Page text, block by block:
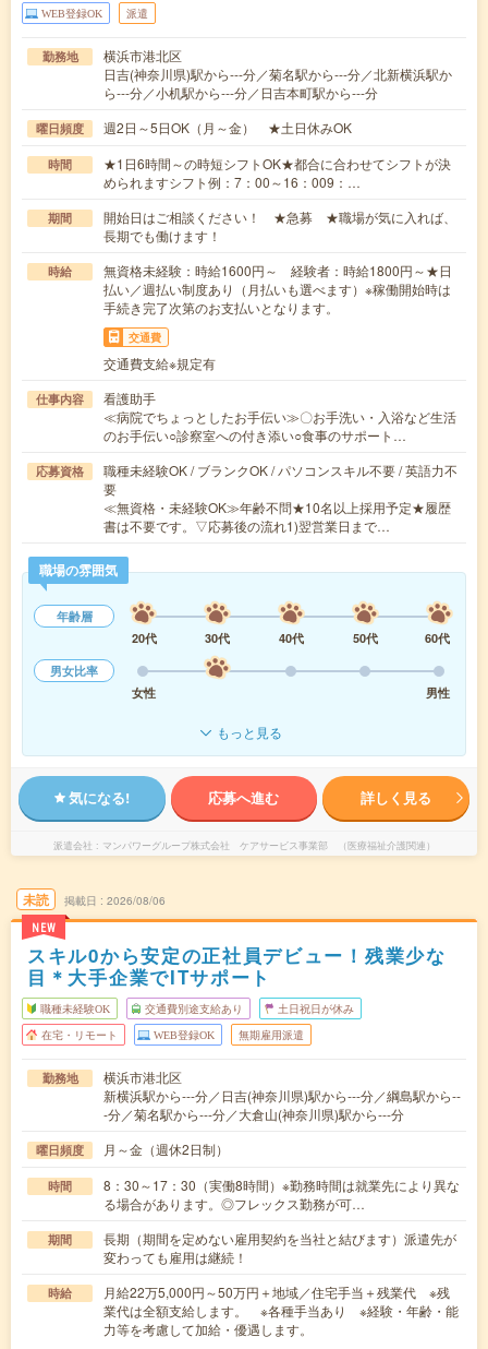
WEB登録OK 派遣
勤務地
横浜市港北区
日吉(神奈川県)駅から---分／菊名駅から---分／北新横浜駅か
ら---分／小机駅から---分／日吉本町駅から---分
曜日頻度 週2日～5日OK（月～金） ★土日休みOK
時間
★1日6時間～の時短シフトOK★都合に合わせてシフトが決
められますシフト例：7：00～16：009：…
期間
開始日はご相談ください！ ★急募 ★職場が気に入れば、
長期でも働けます！
時給
無資格未経験：時給1600円～ 経験者：時給1800円～★日
払い／週払い制度あり（月払いも選べます）※稼働開始時は
手続き完了次第のお支払いとなります。
交通費
交通費支給※規定有
仕事内容
看護助手
≪病院でちょっとしたお手伝い≫〇お手洗い・入浴など生活
のお手伝い○診察室への付き添い○食事のサポート…
応募資格
職種未経験OK / ブランクOK / パソコンスキル不要 / 英語力不
要
≪無資格・未経験OK≫年齢不問★10名以上採用予定★履歴
書は不要です。▽応募後の流れ1)翌営業日まで…
職場の雰囲気
年齢層
20代
30代 40代 50代
60代
男女比率
女性
男性
もっと見る
気になる! 応募へ進む 詳しく見る
派遣会社 マンパワーグループ株式会社 ケアサービス事業部 （医療福祉介護関連）
未読
NEW
掲載日 2026/08/06
スキル0から安定の正社員デビュー！残業少な
目＊大手企業でITサポート
職種未経験OK 交通費別途支給あり 土日祝日が休み
在宅・リモート WEB登録OK 無期雇用派遣
勤務地
横浜市港北区
新横浜駅から---分／日吉(神奈川県)駅から---分／綱島駅から--
-分／菊名駅から---分／大倉山(神奈川県)駅から---分
曜日頻度 月～金（週休2日制）
時間
8：30～17：30（実働8時間）※勤務時間は就業先により異な
る場合があります。◎フレックス勤務が可…
期間
長期（期間を定めない雇用契約を当社と結びます）派遣先が
変わっても雇用は継続！
時給
月給22万5,000円～50万円＋地域／住宅手当＋残業代 ※残
業代は全額支給します。 ※各種手当あり ※経験・年齢・能
力等を考慮して加給・優遇します。